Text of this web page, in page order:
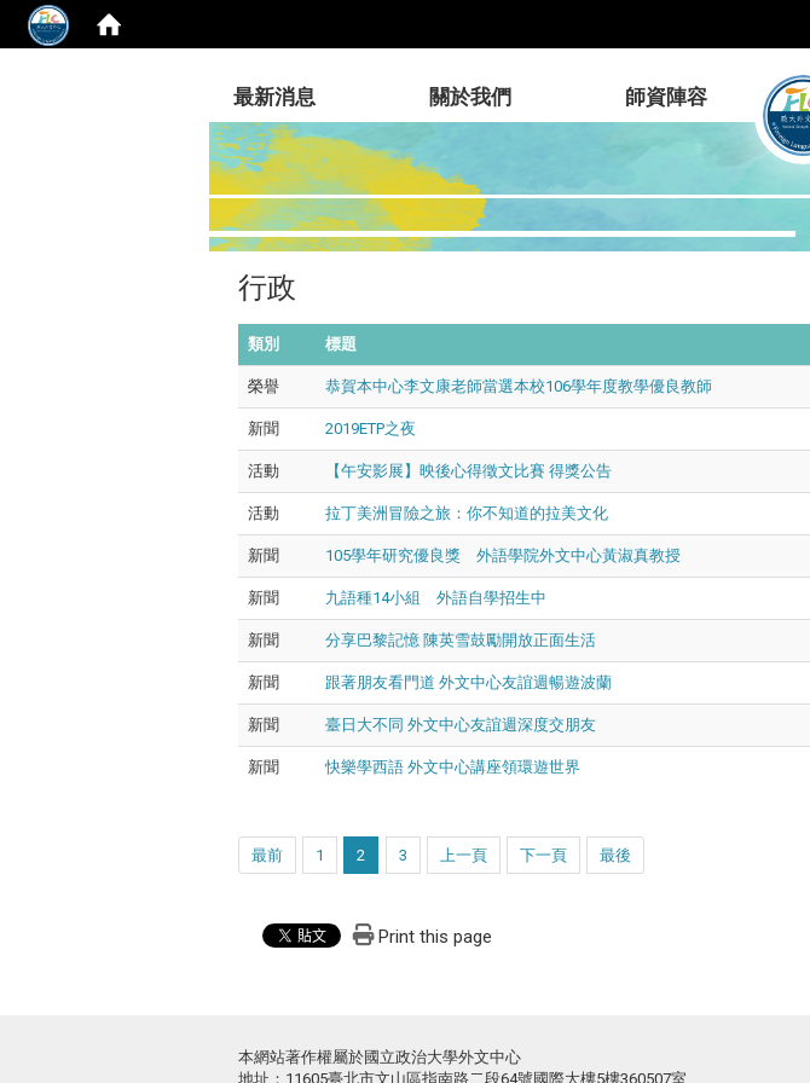
最新消息 關於我們 師資陣容
行政
類別 標題
榮譽 恭賀本中心李文康老師當選本校106學年度教學優良教師
新聞 2019ETP之夜
活動 【午安影展】映後心得徵文比賽 得獎公告
活動 拉丁美洲冒險之旅：你不知道的拉美文化
新聞 105學年研究優良獎 外語學院外文中心黃淑真教授
新聞 九語種14小組 外語自學招生中
新聞 分享巴黎記憶 陳英雪鼓勵開放正面生活
新聞 跟著朋友看門道 外文中心友誼週暢遊波蘭
新聞 臺日大不同 外文中心友誼週深度交朋友
新聞 快樂學西語 外文中心講座領環遊世界
最前 1 2 3 上一頁 下一頁 最後
Print this page
本網站著作權屬於國立政治大學外文中心
地址：11605臺北市文山區指南路二段64號國際大樓5樓360507室